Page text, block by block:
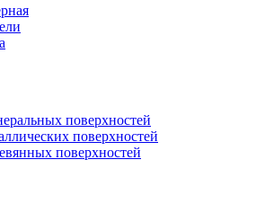
поверхностей
поверхностей
поверхностей